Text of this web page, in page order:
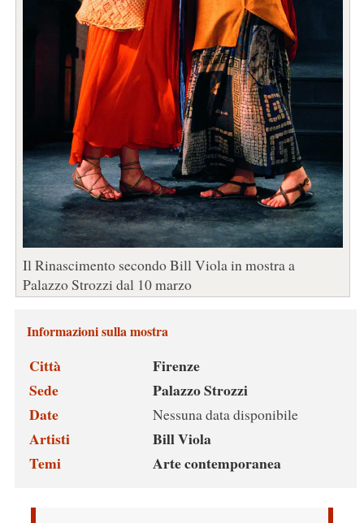
Il Rinascimento secondo Bill Viola in mostra a
Palazzo Strozzi dal 10 marzo
Informazioni sulla mostra
Città
Firenze
Sede
Palazzo Strozzi
Date
Nessuna data disponibile
Artisti
Bill Viola
Temi
Arte contemporanea